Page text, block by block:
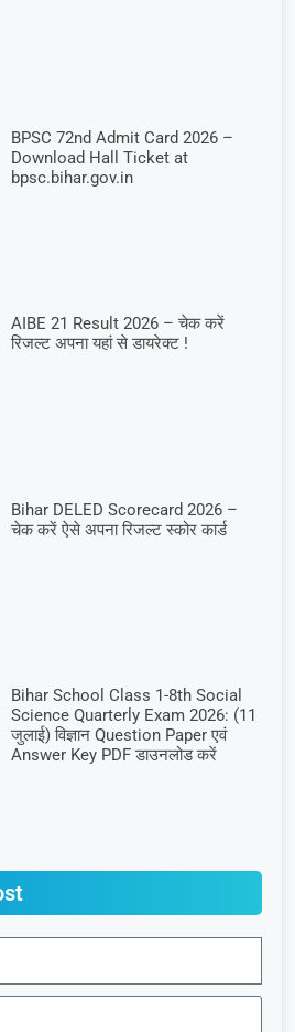
BPSC 72nd Admit Card 2026 –
Download Hall Ticket at
bpsc.bihar.gov.in
AIBE 21 Result 2026 – चेक करें
रिजल्ट अपना यहां से डायरेक्ट !
Bihar DELED Scorecard 2026 –
चेक करें ऐसे अपना रिजल्ट स्कोर कार्ड
Bihar School Class 1-8th Social
Science Quarterly Exam 2026: (11
जुलाई) विज्ञान Question Paper एवं
Answer Key PDF डाउनलोड करें